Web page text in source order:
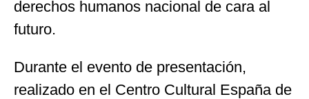
derechos humanos nacional de cara al
futuro.
Durante el evento de presentación,
realizado en el Centro Cultural España de